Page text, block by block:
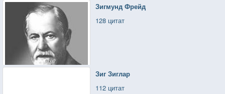
Зигмунд Фрейд
128 цитат
Зиг Зиглар
112 цитат